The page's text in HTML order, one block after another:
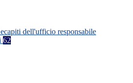
dell'ufficio responsabile
62